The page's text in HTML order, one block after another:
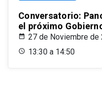
Conversatorio:
el próximo
27 de Noviembre de
13:30 a 14:50